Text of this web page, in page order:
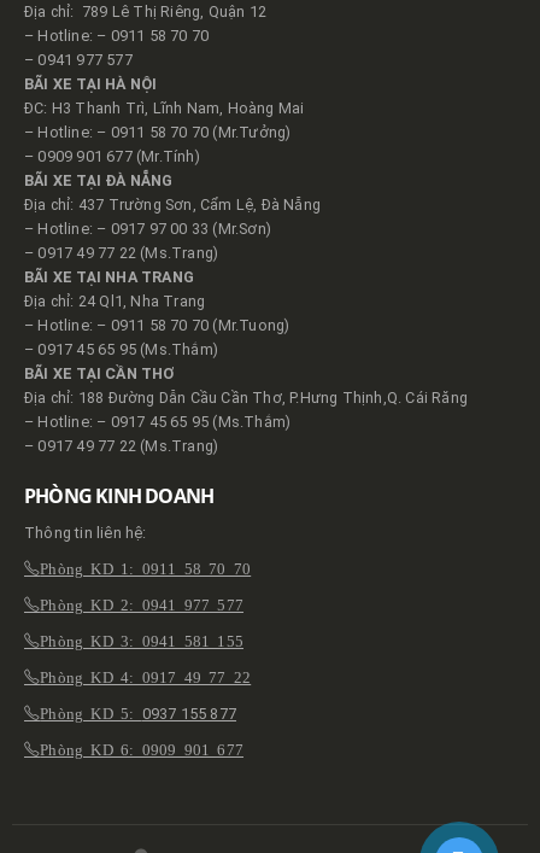
Địa chỉ: 789 Lê Thị Riêng, Quận 12
– Hotline: – 0911 58 70 70
– 0941 977 577
BÃI XE TẠI HÀ NỘI
ĐC: H3 Thanh Trì, Lĩnh Nam, Hoàng Mai
– Hotline: – 0911 58 70 70 (Mr.Tưởng)
– 0909 901 677 (Mr.Tính)
BÃI XE TẠI ĐÀ NẴNG
Địa chỉ: 437 Trường Sơn, Cẩm Lệ, Đà Nẵng
– Hotline: – 0917 97 00 33 (Mr.Sơn)
– 0917 49 77 22 (Ms.Trang)
BÃI XE TẠI NHA TRANG
Địa chỉ: 24 Ql1, Nha Trang
– Hotline: – 0911 58 70 70 (Mr.Tuong)
– 0917 45 65 95 (Ms.Thắm)
BÃI XE TẠI CẦN THƠ
Địa chỉ: 188 Đường Dẫn Cầu Cần Thơ, P.Hưng Thịnh,Q. Cái Răng
– Hotline: – 0917 45 65 95 (Ms.Thắm)
– 0917 49 77 22 (Ms.Trang)
PHÒNG KINH DOANH
Thông tin liên hệ:
Phòng KD 1: 0911 58 70 70
Phòng KD 2: 0941 977 577
Phòng KD 3: 0941 581 155
Phòng KD 4: 0917 49 77 22
Phòng KD 5: 0937 155 877
Phòng KD 6: 0909 901 677